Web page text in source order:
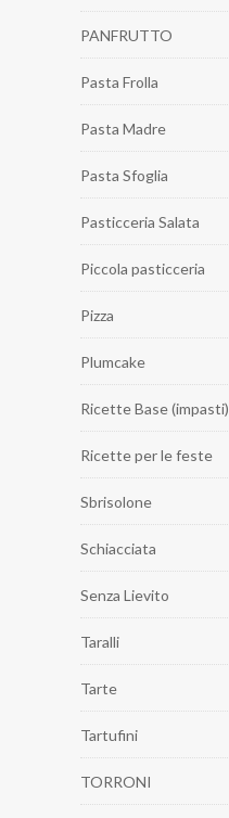
PANFRUTTO
Pasta Frolla
Pasta Madre
Pasta Sfoglia
Pasticceria Salata
Piccola pasticceria
Pizza
Plumcake
Ricette Base (impasti)
Ricette per le feste
Sbrisolone
Schiacciata
Senza Lievito
Taralli
Tarte
Tartufini
TORRONI